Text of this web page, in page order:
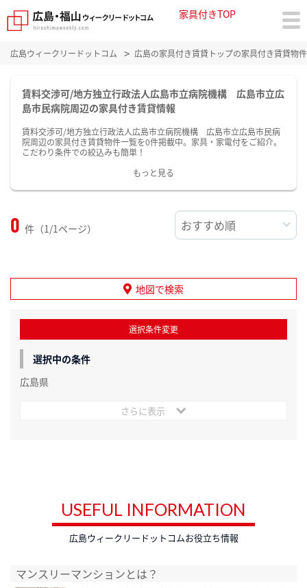
家具付きTOP
広島ウィークリードットコム 広島の家具付き賃貸トップの家具付き賃貸物
賃料交渉可/地方独立行政法人広島市立病院機構 広島市立広
島市民病院周辺の家具付き賃貸情報
賃料交渉可/地方独立行政法人広島市立病院機構 広島市立広島市民病
院周辺の家具付き賃貸物件一覧を0件掲載中。家具・家電付をご紹介。
こだわり条件での絞込みも簡単！
もっと見る
0 件（1/1ページ）
地図で検索
選択条件変更
選択中の条件
広島県
さらに表示
USEFUL INFORMATION
広島ウィークリードットコムお役立ち情報
マンスリーマンションとは？